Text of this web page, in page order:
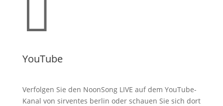

YouTube
Verfolgen Sie den NoonSong LIVE auf dem YouTube-
Kanal von sirventes berlin oder schauen Sie sich dort